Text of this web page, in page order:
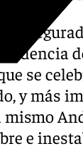
ha
se
y más
mismo
e